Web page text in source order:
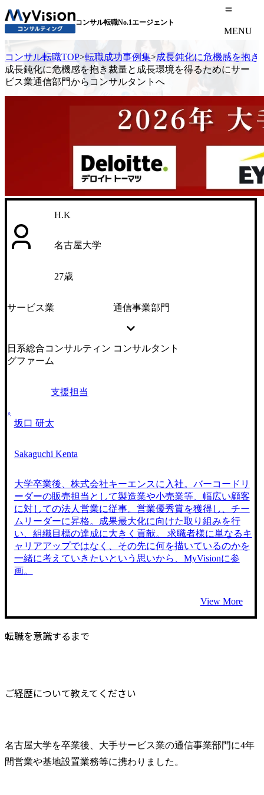
コンサル転職No.1エージェント
MENU
コンサル転職TOP>転職成功事例集>成長鈍化に危機感を抱
成長鈍化に危機感を抱き裁量と成長環境を得るためにサー
ビス業通信部門からコンサルタントへ
H.K
名古屋大学
27歳
サービス業 通信事業部門
日系総合コンサルティン
グファーム
コンサルタント
支援担当
坂口 研太
Sakaguchi Kenta
大学卒業後、株式会社キーエンスに入社。バーコードリ
ーダーの販売担当として製造業や小売業等、幅広い顧客
に対しての法人営業に従事。営業優秀賞を獲得し、チー
ムリーダーに昇格。成果最大化に向けた取り組みを行
い、組織目標の達成に大きく貢献。 求職者様に単なるキ
ャリアアップではなく、その先に何を描いているのかを
一緒に考えていきたいという思いから、MyVisionに参
画。
View More
転職を意識するまで
ご経歴について教えてください
名古屋大学を卒業後、大手サービス業の通信事業部門に4年
間営業や基地設置業務等に携わりました。